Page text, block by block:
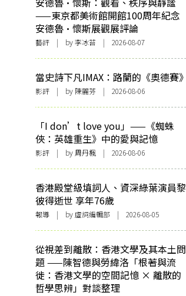
——東京都美術館開館100周年紀念
安德魯·懷斯展觀展評論
藝評 | by 李冰苔 | 2026-08-07
當史詩下凡IMAX：路蘭的《奧德賽》
影評 | by 陳麗芬 | 2026-08-06
「I don’t love you」——《蜘蛛
俠：英雄重生》中的愛與記憶
影評 | by 周丹楓 | 2026-08-06
香港殿堂級填詞人、資深綠葉演員黎
彼得逝世 享年76歲
報導 | by 虛詞編輯部 | 2026-08-05
從視差到離散：香港文學及其本土問
題 ——陳智德與勞緯洛「根著與流
徙：香港文學的空間記憶 × 離散的
哲學思辨」對談整理